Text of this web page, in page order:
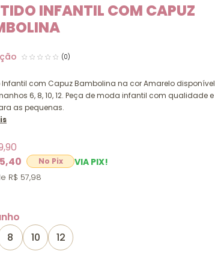
INFANTIL COM CAPUZ
(0)
Infantil com Capuz Bambolina na cor Amarelo disponível
6, 8, 10, 12. Peça de moda infantil com qualidade e
as pequenas.
VIA PIX!
R$ 57,98
8 10 12